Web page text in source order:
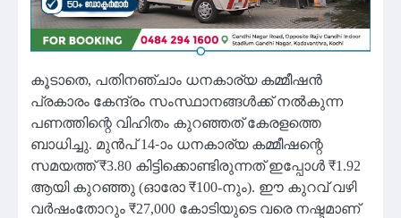
കൂടാതെ, പതിനഞ്ചാം ധനകാര്യ കമ്മീഷൻ
പ്രകാരം കേന്ദ്രം സംസ്ഥാനങ്ങൾക്ക് നൽകുന്ന
പണത്തിന്റെ വിഹിതം കുറഞ്ഞത് കേരളത്തെ
ബാധിച്ചു. മുൻപ് 14-ാം ധനകാര്യ കമ്മീഷന്റെ
സമയത്ത് ₹3.80 കിട്ടിക്കൊണ്ടിരുന്നത് ഇപ്പോൾ ₹1.92
ആയി കുറഞ്ഞു (ഓരോ ₹100-നും). ഈ കുറവ് വഴി
വർഷംതോറും ₹27,000 കോടിയുടെ വരെ നഷ്ടമാണ്